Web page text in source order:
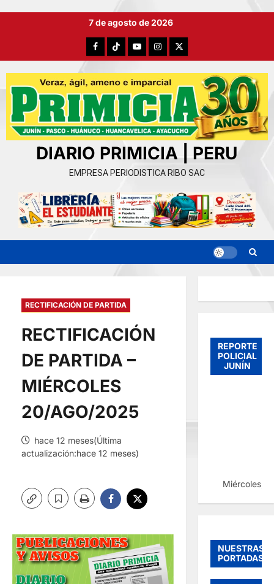
7 de agosto de 2026
FacebookTikTokYouTubeInstagram
X
DIARIO PRIMICIA | PERU
EMPRESA PERIODISTICA RIBO SAC
RECTIFICACIÓN DE PARTIDA
RECTIFICACIÓN
DE PARTIDA –
MIÉRCOLES
20/AGO/2025
hace 12 meses(Última
actualización:hace 12 meses)
REPORTE
POLICIAL
JUNÍN
Miércoles,
NUESTRAS
PORTADAS